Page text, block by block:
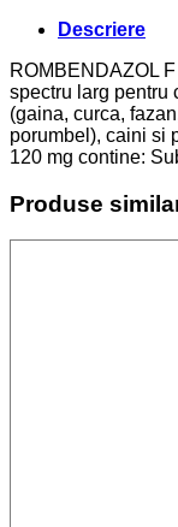
Descriere
ROMBENDAZOL
spectru larg pentru
(gaina, curca,
porumbel), caini si
120 mg contine:
Produse